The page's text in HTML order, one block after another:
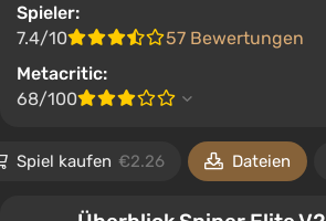
Spieler:
7.4/10
57 Bewertungen
Metacritic:
68/100
Spiel kaufen €2.26 Dateien